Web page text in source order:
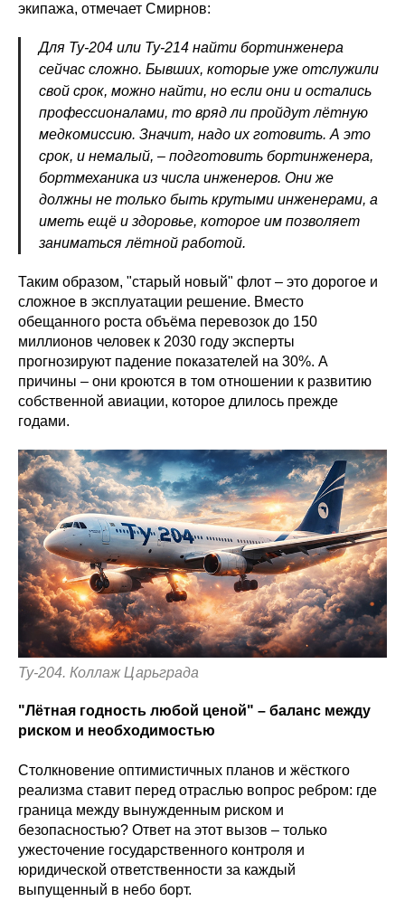
экипажа, отмечает Смирнов:
Для Ту-204 или Ту-214 найти бортинженера
сейчас сложно. Бывших, которые уже отслужили
свой срок, можно найти, но если они и остались
профессионалами, то вряд ли пройдут лётную
медкомиссию. Значит, надо их готовить. А это
срок, и немалый, – подготовить бортинженера,
бортмеханика из числа инженеров. Они же
должны не только быть крутыми инженерами, а
иметь ещё и здоровье, которое им позволяет
заниматься лётной работой.
Таким образом, "старый новый" флот – это дорогое и
сложное в эксплуатации решение. Вместо
обещанного роста объёма перевозок до 150
миллионов человек к 2030 году эксперты
прогнозируют падение показателей на 30%. А
причины – они кроются в том отношении к развитию
собственной авиации, которое длилось прежде
годами.
Ту-204. Коллаж Царьграда
"Лётная годность любой ценой" – баланс между
риском и необходимостью
Столкновение оптимистичных планов и жёсткого
реализма ставит перед отраслью вопрос ребром: где
граница между вынужденным риском и
безопасностью? Ответ на этот вызов – только
ужесточение государственного контроля и
юридической ответственности за каждый
выпущенный в небо борт.